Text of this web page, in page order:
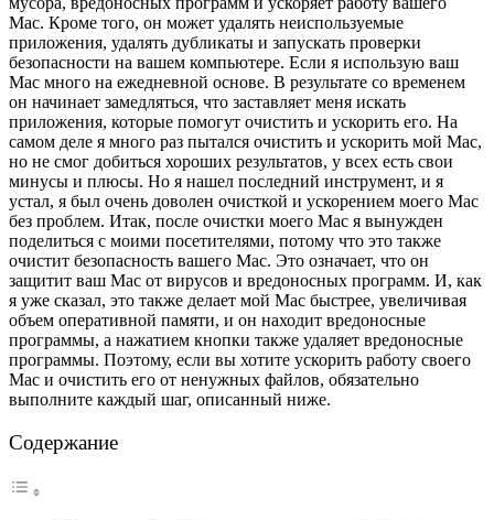
Mac. Кроме того, он может удалять неиспользуемые
приложения, удалять дубликаты и запускать проверки
безопасности на вашем компьютере. Если я использую ваш
Mac много на ежедневной основе. В результате со временем
он начинает замедляться, что заставляет меня искать
приложения, которые помогут очистить и ускорить его. На
самом деле я много раз пытался очистить и ускорить мой Mac,
но не смог добиться хороших результатов, у всех есть свои
минусы и плюсы. Но я нашел последний инструмент, и я
устал, я был очень доволен очисткой и ускорением моего Mac
без проблем. Итак, после очистки моего Mac я вынужден
поделиться с моими посетителями, потому что это также
очистит безопасность вашего Mac. Это означает, что он
защитит ваш Mac от вирусов и вредоносных программ. И, как
я уже сказал, это также делает мой Mac быстрее, увеличивая
объем оперативной памяти, и он находит вредоносные
программы, а нажатием кнопки также удаляет вредоносные
программы. Поэтому, если вы хотите ускорить работу своего
Mac и очистить его от ненужных файлов, обязательно
выполните каждый шаг, описанный ниже.
Содержание